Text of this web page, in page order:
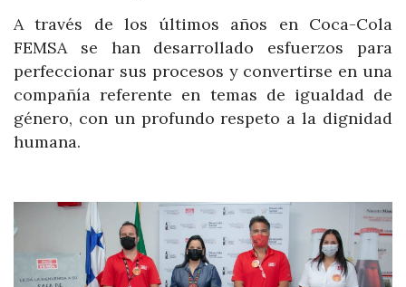
A través de los últimos años en Coca-Cola
FEMSA se han desarrollado esfuerzos para
perfeccionar sus procesos y convertirse en una
compañía referente en temas de igualdad de
género, con un profundo respeto a la dignidad
humana.